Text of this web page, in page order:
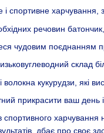
і спортивне
речовин
чудовим поєднанням
склад
волокна кукурудзи, які
прикрасити ваш день
спортивного
дбає про своє